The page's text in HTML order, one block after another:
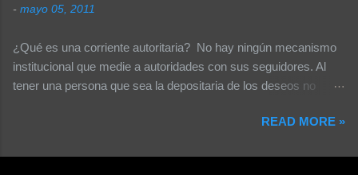
Sanitario, en bolsa de plástico Costurero Agujas
Hilo Botones Seguros Agujetas Extras Rel...
error, puesto que el tener dos niveles intermedios (Distritos y
cargos lo cual no tiene sentido en una Asociación tan pequeña
como la nuestra. Por ello se recomienda el tener únicamente 3
niveles (Nacional -> Distrito -> Grupo). En una Asamblea no se
miembros como en Guías y Scouts de Chile, el Distrito
- mayo 05, 2011
¿Qué es una corriente autoritaria? No hay ningún mecanismo
institucional que medie a autoridades con sus seguidores. Al
tener una persona que sea la depositaria de los deseos no
donde solo hay una verdad: la de "la autoridad". ¿Riesgo para la
READ MORE »